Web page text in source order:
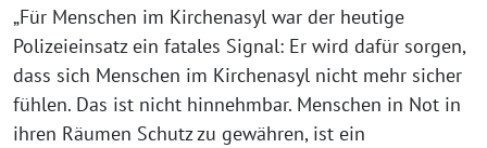
„Für Menschen im Kirchenasyl war der heutige
Polizeieinsatz ein fatales Signal: Er wird dafür sorgen,
dass sich Menschen im Kirchenasyl nicht mehr sicher
fühlen. Das ist nicht hinnehmbar. Menschen in Not in
ihren Räumen Schutz zu gewähren, ist ein